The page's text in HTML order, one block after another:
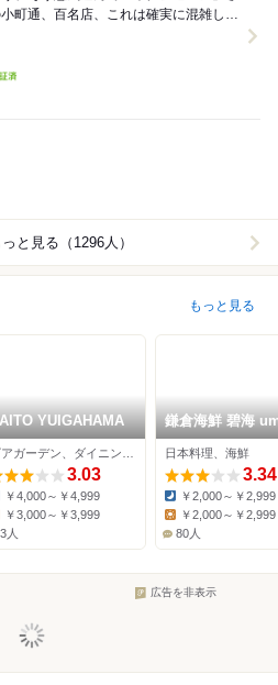
町通、百名店、これは確実に混雑して
と見る（1296人）
もっと見る
YUIGAHAMA
3.03
￥4,000～￥4,999
￥3,000～￥3,999
3人
鎌倉海鮮 碧海
宮大路
日本料理、海鮮
3.34
Dinner:
￥2,000～￥2,999
Lunch:
￥2,000～￥2,999
80人
広告を非表示